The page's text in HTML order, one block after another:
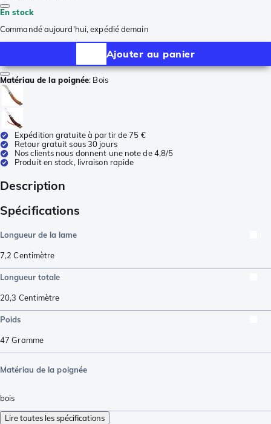
En stock
Commandé aujourd'hui, expédié demain
Ajouter au panier
Matériau de la poignée: Bois
Expédition gratuite à partir de 75 €
Retour gratuit sous 30 jours
Nos clients nous donnent une note de 4,8/5
Produit en stock, livraison rapide
Description
Spécifications
Longueur de la lame
7,2 Centimètre
Longueur totale
20,3 Centimètre
Poids
47 Gramme
Matériau de la poignée
bois
Lire toutes les spécifications